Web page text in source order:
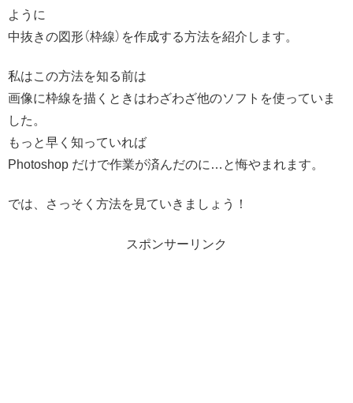
ように
中抜きの図形（枠線）を作成する方法を紹介します。
私はこの方法を知る前は
画像に枠線を描くときはわざわざ他のソフトを使っていま
した。
もっと早く知っていれば
Photoshop だけで作業が済んだのに…と悔やまれます。
では、さっそく方法を見ていきましょう！
スポンサーリンク